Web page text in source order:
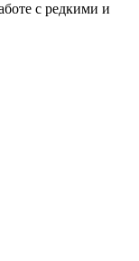
с редкими и